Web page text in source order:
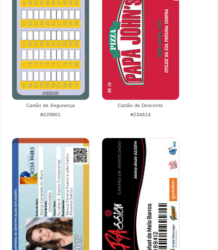
Cartão de Segurança
#228801
Cartão de Desconto
#234614